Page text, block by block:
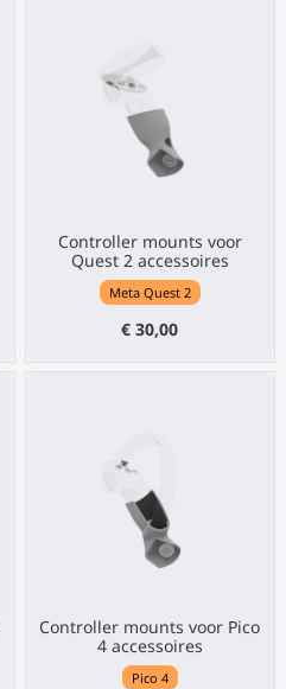
Controller mounts voor
Quest 2 accessoires
Meta Quest 2
€ 30,00
Controller mounts voor Pico
4 accessoires
Pico 4